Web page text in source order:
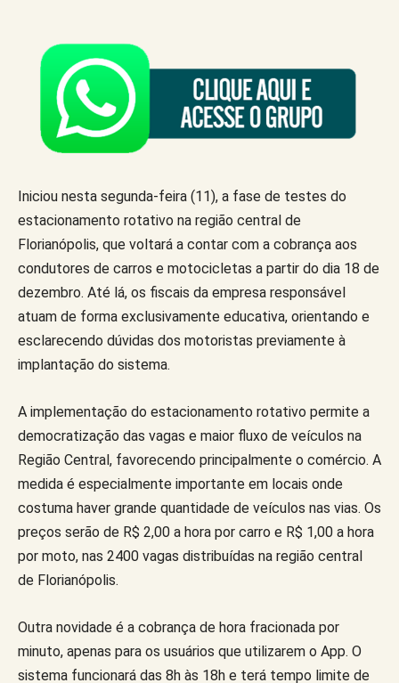
Iniciou nesta segunda-feira (11), a fase de testes do
estacionamento rotativo na região central de
Florianópolis, que voltará a contar com a cobrança aos
condutores de carros e motocicletas a partir do dia 18 de
dezembro. Até lá, os fiscais da empresa responsável
atuam de forma exclusivamente educativa, orientando e
esclarecendo dúvidas dos motoristas previamente à
implantação do sistema.
A implementação do estacionamento rotativo permite a
democratização das vagas e maior fluxo de veículos na
Região Central, favorecendo principalmente o comércio. A
medida é especialmente importante em locais onde
costuma haver grande quantidade de veículos nas vias. Os
preços serão de R$ 2,00 a hora por carro e R$ 1,00 a hora
por moto, nas 2400 vagas distribuídas na região central
de Florianópolis.
Outra novidade é a cobrança de hora fracionada por
minuto, apenas para os usuários que utilizarem o App. O
sistema funcionará das 8h às 18h e terá tempo limite de